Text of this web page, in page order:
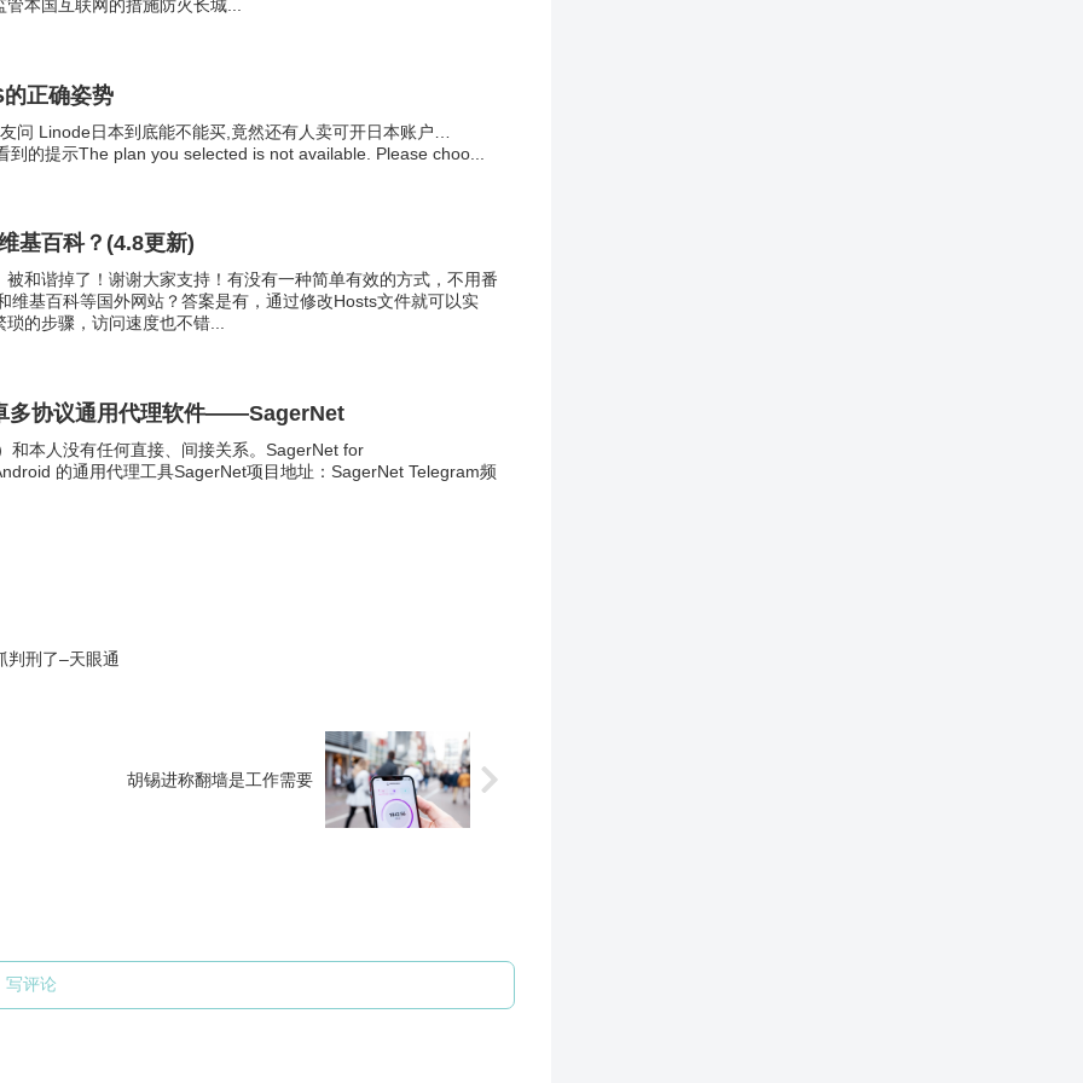
本国互联网的措施防火长城...
正确姿势
问 Linode日本到底能不能买,竟然还有人卖可开日本账户…
到的提示The plan you selected is not available. Please choo...
基百科？(4.8更新)
和谐掉了！谢谢大家支持！有没有一种简单有效的方式，不用番
维基百科等国外网站？答案是有，通过修改Hosts文件就可以实
的步骤，访问速度也不错...
多协议通用代理软件——SagerNet
和本人没有任何直接、间接关系。SagerNet for
的通用代理工具SagerNet项目地址：SagerNet Telegram频
判刑了–天眼通
胡锡进称翻墙是工作需要
写评论